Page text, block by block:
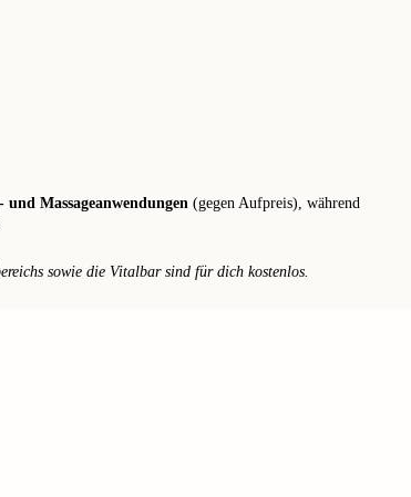
und Massageanwendungen (gegen Aufpreis), während
sowie die Vitalbar sind für dich kostenlos.